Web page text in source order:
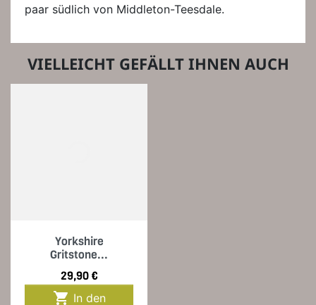
paar südlich von Middleton-Teesdale.
VIELLEICHT GEFÄLLT IHNEN AUCH
Yorkshire
Gritstone...
Preis
29,90 €
